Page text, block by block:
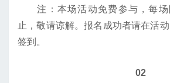
注：本场活动免费参与，每场
止，敬请谅解。报名成功者请在活
签到。
02